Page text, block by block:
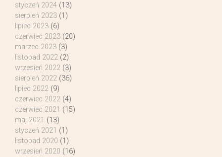
styczeń 2024 (13)
sierpień 2023 (1)
lipiec 2023 (6)
czerwiec 2023 (20)
marzec 2023 (3)
listopad 2022 (2)
wrzesień 2022 (3)
sierpień 2022 (36)
lipiec 2022 (9)
czerwiec 2022 (4)
czerwiec 2021 (15)
maj 2021 (13)
styczeń 2021 (1)
listopad 2020 (1)
wrzesień 2020 (16)